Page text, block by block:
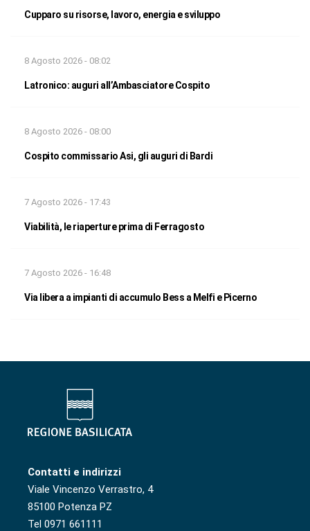
Cupparo su risorse, lavoro, energia e sviluppo
8 Agosto 2026 - 08:02
Latronico: auguri all’Ambasciatore Cospito
8 Agosto 2026 - 08:00
Cospito commissario Asi, gli auguri di Bardi
7 Agosto 2026 - 17:43
Viabilità, le riaperture prima di Ferragosto
7 Agosto 2026 - 16:48
Via libera a impianti di accumulo Bess a Melfi e Picerno
Contatti e indirizzi
Viale Vincenzo Verrastro, 4
85100 Potenza PZ
Tel 0971 661111